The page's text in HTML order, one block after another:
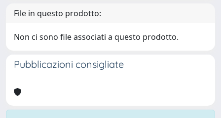
File in questo prodotto:
Non ci sono file associati a questo prodotto.
Pubblicazioni consigliate